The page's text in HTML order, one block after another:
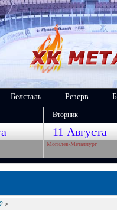
Белсталь Резерв
Вторник
11 Августа
Могилев-Металлург
>